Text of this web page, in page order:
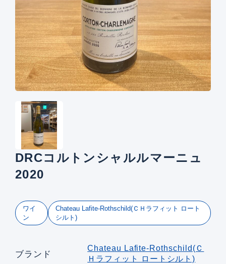
DRCコルトンシャルルマーニュ
2020
ワイ
ン
Chateau Lafite-Rothschild(ＣＨラフィット ロート
シルト)
ブランド
Chateau Lafite-Rothschild(Ｃ
Ｈラフィット ロートシルト)